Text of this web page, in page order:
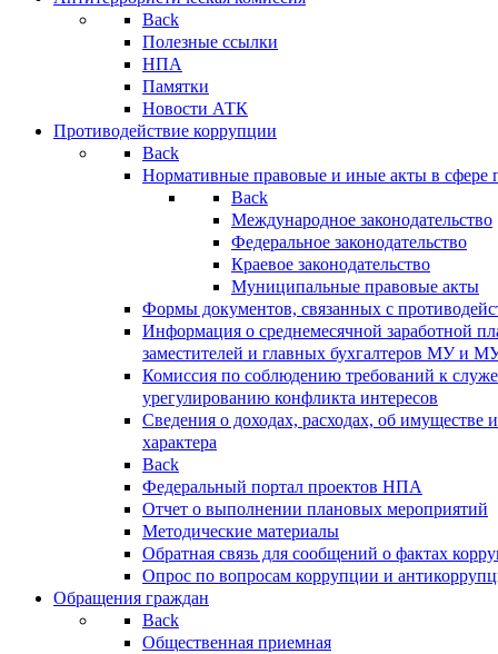
Back
Полезные ссылки
НПА
Памятки
Новости АТК
Противодействие коррупции
Back
Нормативные правовые и иные акты в сфере
Back
Международное законодательство
Федеральное законодательство
Краевое законодательство
Муниципальные правовые акты
Формы документов, связанных с
Информация о среднемесячной заработной
заместителей и главных бухгалтеров МУ и
Комиссия по соблюдению требований к
урегулированию конфликта интересов
Сведения о доходах, расходах, об имуществе
характера
Back
Федеральный портал проектов НПА
Отчет о выполнении плановых мероприятий
Методические материалы
Обратная связь для сообщений о фактах
Опрос по вопросам коррупции и
Обращения граждан
Back
Общественная приемная